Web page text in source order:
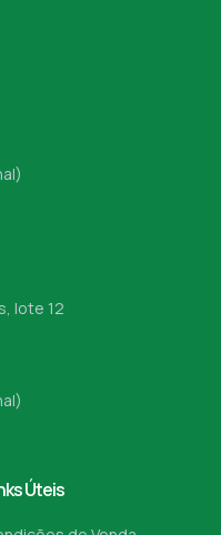
lote 12
Úteis